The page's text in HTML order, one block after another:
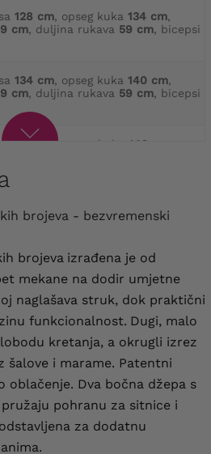
128 cm, opseg kuka 134 cm,
cm, duljina rukava 59 cm, bicepsi
134 cm, opseg kuka 140 cm,
cm, duljina rukava 59 cm, bicepsi
140 cm, opseg kuka 146 cm
146 cm , opseg kuka 152 cm ,
cm, duljina rukava 59 cm, bicepsi
brojeva izrađena je od
mekane na dodir umjetne
naglašava struk, dok praktični
funkcionalnost. Dugi, malo
kretanja, a okrugli izrez
šalove i marame. Patentni
oblačenje. Dva bočna džepa s
pohranu za sitnice i
za dodatnu